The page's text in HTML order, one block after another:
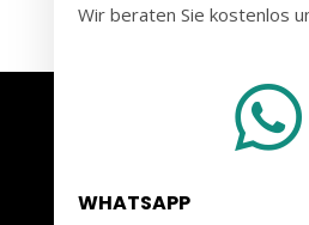
Wir beraten Sie kostenlos

WHATSAPP